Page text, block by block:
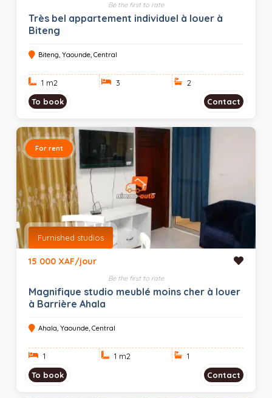
Be the first to rate
Très bel appartement individuel à louer à
Biteng
Biteng, Yaounde, Central
1 m2 3
2
To book
Contact
For rent
Furnished studios
15 000 XAF/jour
Be the first to rate
Magnifique studio meublé moins cher à louer
à Barrière Ahala
Ahala, Yaounde, Central
1 1 m2
1
To book
Contact